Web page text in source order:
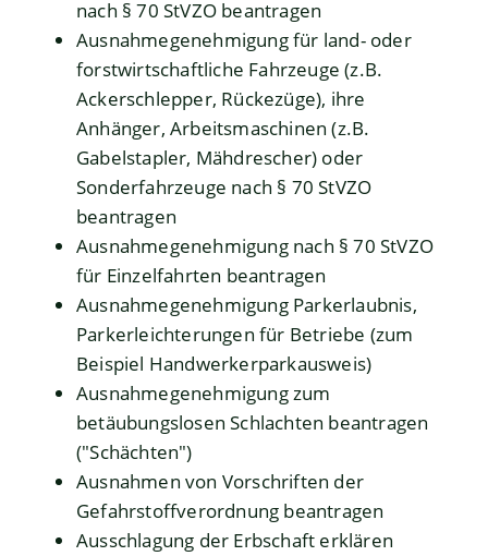
nach § 70 StVZO beantragen
Ausnahmegenehmigung für land- oder
forstwirtschaftliche Fahrzeuge (z.B.
Ackerschlepper, Rückezüge), ihre
Anhänger, Arbeitsmaschinen (z.B.
Gabelstapler, Mähdrescher) oder
Sonderfahrzeuge nach § 70 StVZO
beantragen
Ausnahmegenehmigung nach § 70 StVZO
für Einzelfahrten beantragen
Ausnahmegenehmigung Parkerlaubnis,
Parkerleichterungen für Betriebe (zum
Beispiel Handwerkerparkausweis)
Ausnahmegenehmigung zum
betäubungslosen Schlachten beantragen
("Schächten")
Ausnahmen von Vorschriften der
Gefahrstoffverordnung beantragen
Ausschlagung der Erbschaft erklären